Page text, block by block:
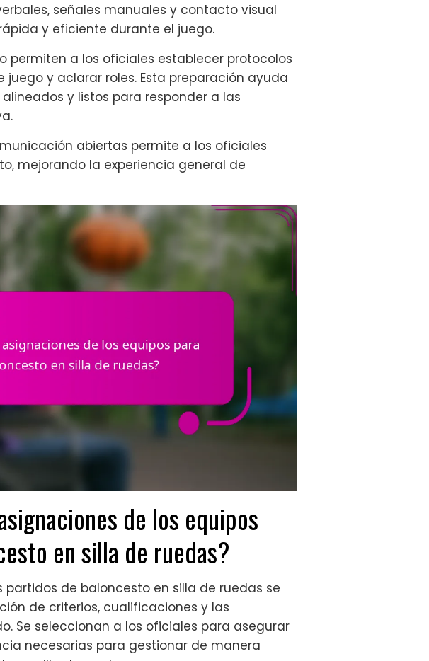
señales manuales y contacto visual
y eficiente durante el juego.
permiten a los oficiales establecer protocolos
y aclarar roles. Esta preparación ayuda
y listos para responder a las
abiertas permite a los oficiales
mejorando la experiencia general de
de los equipos
en silla de ruedas?
de baloncesto en silla de ruedas se
de criterios, cualificaciones y las
Se seleccionan a los oficiales para asegurar
necesarias para gestionar de manera